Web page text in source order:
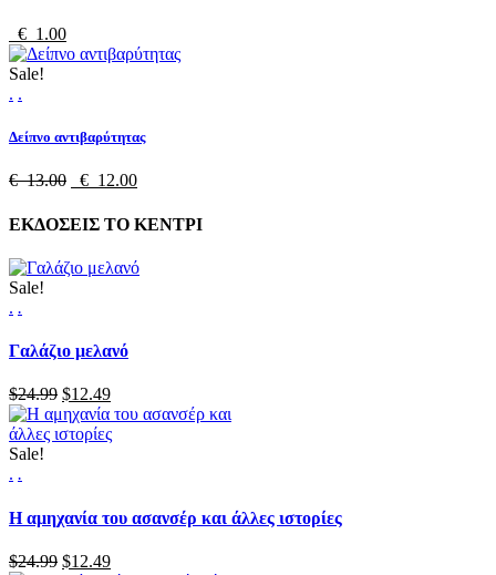
€ 1.00
Sale!
. .
Δείπνο αντιβαρύτητας
€ 13.00 € 12.00
ΕΚΔΟΣΕΙΣ ΤΟ ΚΕΝΤΡΙ
Sale!
. .
Γαλάζιο μελανό
$24.99 $12.49
Sale!
. .
Η αμηχανία του ασανσέρ και άλλες ιστορίες
$24.99 $12.49